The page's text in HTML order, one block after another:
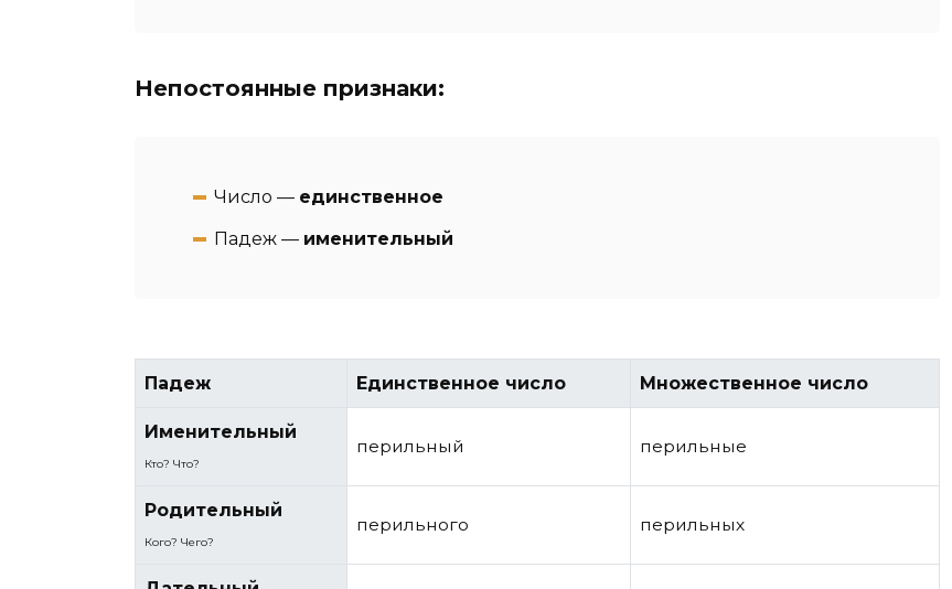
Непостоянные признаки:
Число — единственное
Падеж — именительный
Падеж Единственное число Множественное число
Именительный
Кто? Что?
перильный перильные
Родительный
Кого? Чего?
перильного перильных